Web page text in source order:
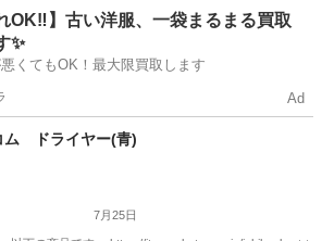
Tシャツ よろしくお願いします
OK‼️】古い洋服、一袋まるまる買取
✨
くてもOK！最大限買取します
Ad
ム ドライヤー(青)
7月25日